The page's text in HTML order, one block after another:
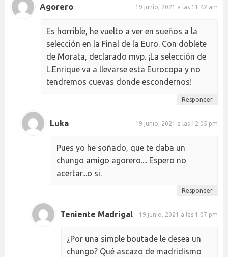
Agorero 19 junio, 2021 a las 11:42 am
Es horrible, he vuelto a ver en sueños a la
selección en la Final de la Euro. Con doblete
de Morata, declarado mvp. ¡La selección de
L.Enrique va a llevarse esta Eurocopa y no
tendremos cuevas donde escondernos!
Responder
Luka 19 junio, 2021 a las 12:05 pm
Pues yo he soñado, que te daba un
chungo amigo agorero.... Espero no
acertar...o si.
Responder
Teniente Madrigal 19 junio, 2021 a las 1:07 pm
¿Por una simple boutade le desea un
chungo? Qué ascazo de madridismo